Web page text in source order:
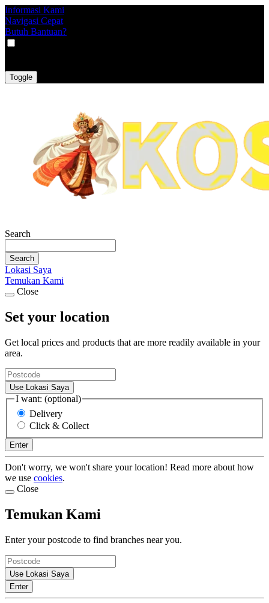
Informasi Kami
Navigasi Cepat
Butuh Bantuan?
Toggle
Search
Search
Lokasi Saya
Temukan Kami
Close
Set your location
Get local prices and products that are more readily available in your
area.
Use Lokasi Saya
I want: (optional)
Delivery
Click & Collect
Enter
Don't worry, we won't share your location! Read more about how
we use cookies.
Close
Temukan Kami
Enter your postcode to find branches near you.
Use Lokasi Saya
Enter